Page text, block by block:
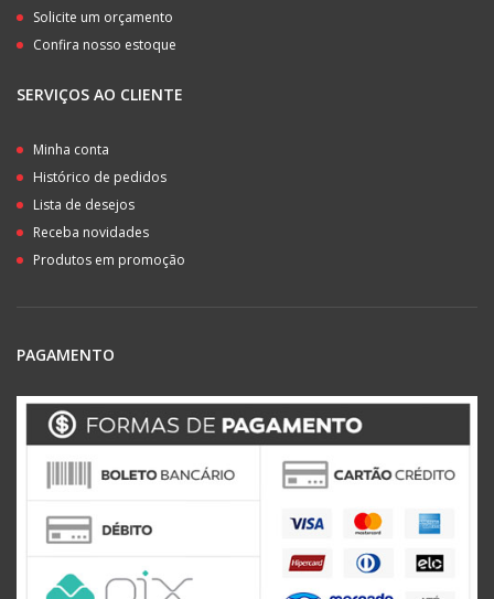
Solicite um orçamento
Confira nosso estoque
SERVIÇOS AO CLIENTE
Minha conta
Histórico de pedidos
Lista de desejos
Receba novidades
Produtos em promoção
PAGAMENTO